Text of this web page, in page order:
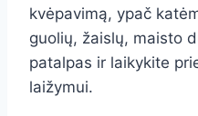
kvėpavimą, ypač
guolių, žaislų, maisto
patalpas ir laikykite
laižymui.